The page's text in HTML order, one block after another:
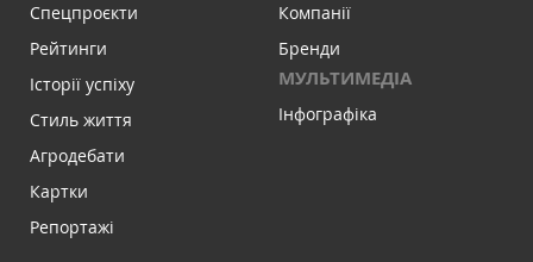
Спецпроєкти
Рейтинги
Історії успіху
Стиль життя
Агродебати
Картки
Репортажі
Компанії
Бренди
МУЛЬТИМЕДІА
Інфографіка